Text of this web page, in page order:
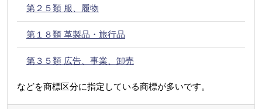
第２５類 服、履物
第１８類 革製品・旅行品
第３５類 広告、事業、卸売
などを商標区分に指定している商標が多いです。